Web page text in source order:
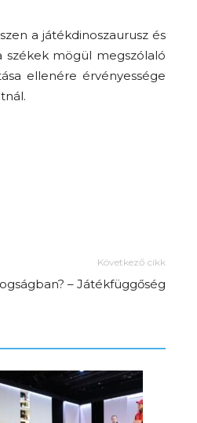
a játékdinoszaurusz és
székek mögül megszólaló
ellenére érvényessége
Következő cikk
– Játékfüggőség